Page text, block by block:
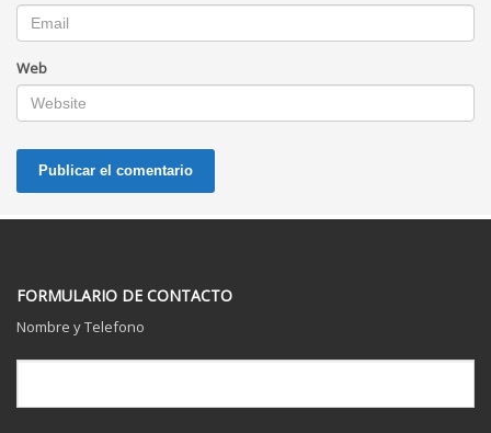
Web
FORMULARIO DE CONTACTO
Nombre y Telefono